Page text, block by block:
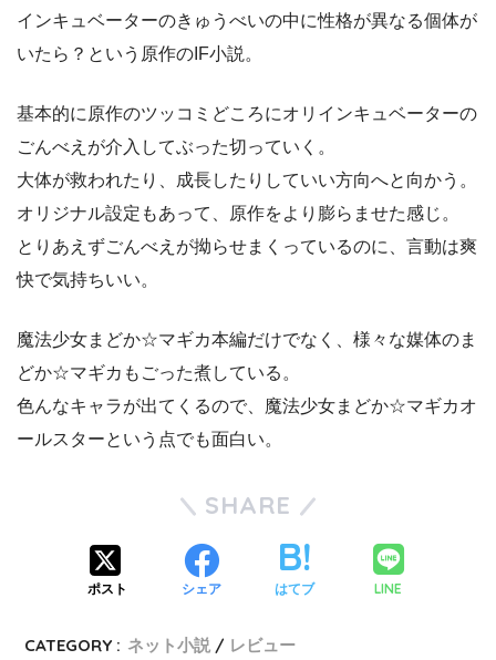
インキュベーターのきゅうべいの中に性格が異なる個体が
いたら？という原作のIF小説。
基本的に原作のツッコミどころにオリインキュベーターの
ごんべえが介入してぶった切っていく。
大体が救われたり、成長したりしていい方向へと向かう。
オリジナル設定もあって、原作をより膨らませた感じ。
とりあえずごんべえが拗らせまくっているのに、言動は爽
快で気持ちいい。
魔法少女まどか☆マギカ本編だけでなく、様々な媒体のま
どか☆マギカもごった煮している。
色んなキャラが出てくるので、魔法少女まどか☆マギカオ
ールスターという点でも面白い。
SHARE
ポスト シェア はてブ LINE
CATEGORY : ネット小説
レビュー